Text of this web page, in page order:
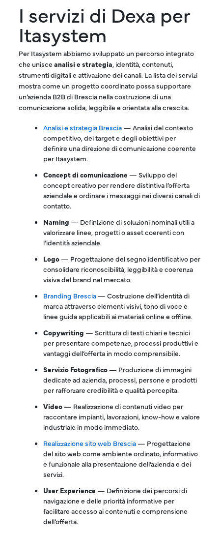
I servizi di Dexa per
Itasystem
Per Itasystem abbiamo sviluppato un percorso integrato
che unisceanalisi e strategia, identità, contenuti,
strumenti digitali e attivazione dei canali. La lista dei servizi
mostra come un progetto coordinato possa supportare
un’azienda B2B di Brescia nella costruzione di una
comunicazione solida, leggibile e orientata alla crescita.
Analisi e strategia Brescia— Analisi del contesto
competitivo, dei target e degli obiettivi per
definire una direzione di comunicazione coerente
per Itasystem.
Concept di comunicazione — Sviluppo del
concept creativo per rendere distintiva l’offerta
aziendale e ordinare i messaggi nei diversi canali di
contatto.
Naming — Definizione di soluzioni nominali utili a
valorizzare linee, progetti o asset coerenti con
l’identità aziendale.
Logo— Progettazione del segno identificativo per
consolidare riconoscibilità, leggibilità e coerenza
visiva del brand nel mercato.
Branding Brescia— Costruzione dell’identità di
marca attraverso elementi visivi, tono di voce e
linee guida applicabili ai materiali online e offline.
Copywriting — Scrittura di testi chiari e tecnici
per presentare competenze, processi produttivi e
vantaggi dell’offerta in modo comprensibile.
Servizio Fotografico— Produzione di immagini
dedicate ad azienda, processi, persone e prodotti
per rafforzare credibilità e qualità percepita.
Video— Realizzazione di contenuti video per
raccontare impianti, lavorazioni, know-how e valore
industriale in modo immediato.
Realizzazione sito web Brescia— Progettazione
del sito web come ambiente ordinato, informativo
e funzionale alla presentazione dell’azienda e dei
servizi.
User Experience — Definizione dei percorsi di
navigazione e delle priorità informative per
facilitare accesso ai contenuti e comprensione
dell’offerta.